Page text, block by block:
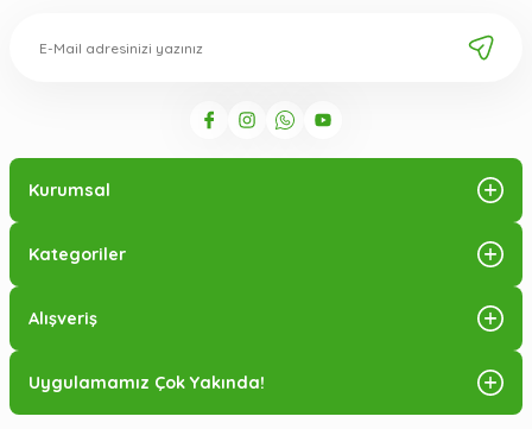
Kurumsal
Kategoriler
Alışveriş
Uygulamamız Çok Yakında!